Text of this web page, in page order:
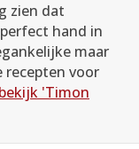
zien dat
hand in
maar
recepten voor
bekijk 'Timon